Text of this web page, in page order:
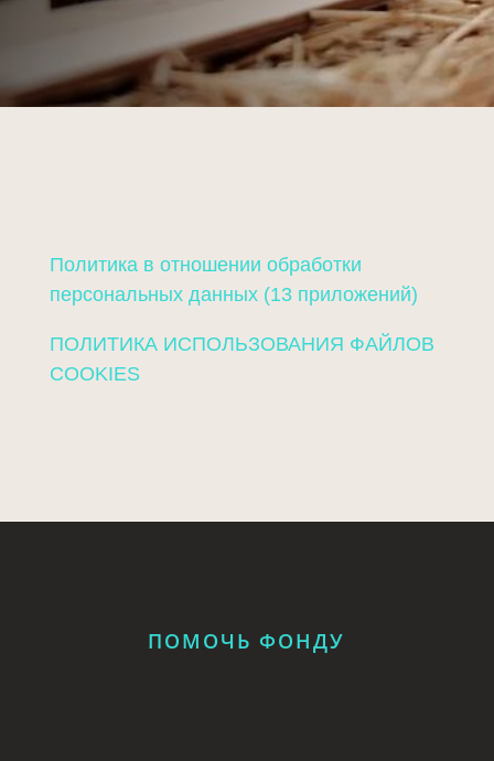
Политика в отношении обработки
персональных данных (13 приложений)
ПОЛИТИКА ИСПОЛЬЗОВАНИЯ ФАЙЛОВ
COOKIES
ПОМОЧЬ ФОНДУ